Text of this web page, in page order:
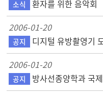
소식 환자를 위한 음악회
2006-01-20
공지 디지털 유방촬영기
2006-01-20
공지 방사선종양학과 국